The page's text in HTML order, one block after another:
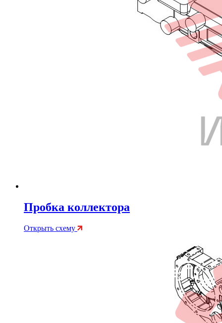
Пробка коллектора
Открыть схему